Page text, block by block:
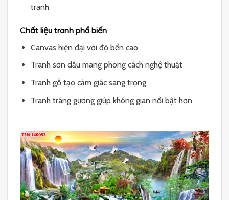
tranh
Chất liệu tranh phổ biến
Canvas hiện đại với độ bền cao
Tranh sơn dầu mang phong cách nghệ thuật
Tranh gỗ tạo cảm giác sang trọng
Tranh tráng gương giúp không gian nổi bật hơn